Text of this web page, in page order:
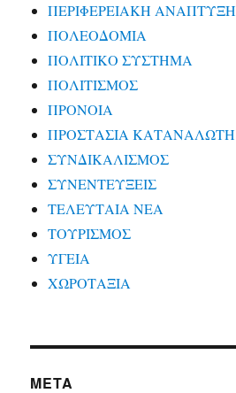
ΠΕΡΙΦΕΡΕΙΑΚΗ ΑΝΑΠΤΥΞΗ
ΠΟΛΕΟΔΟΜΙΑ
ΠΟΛΙΤΙΚΟ ΣΥΣΤΗΜΑ
ΠΟΛΙΤΙΣΜΟΣ
ΠΡΟΝΟΙΑ
ΠΡΟΣΤΑΣΙΑ ΚΑΤΑΝΑΛΩΤΗ
ΣΥΝΔΙΚΑΛΙΣΜΟΣ
ΣΥΝΕΝΤΕΥΞΕΙΣ
ΤΕΛΕΥΤΑΙΑ ΝΕΑ
ΤΟΥΡΙΣΜΟΣ
ΥΓΕΙΑ
ΧΩΡΟΤΑΞΙΑ
META